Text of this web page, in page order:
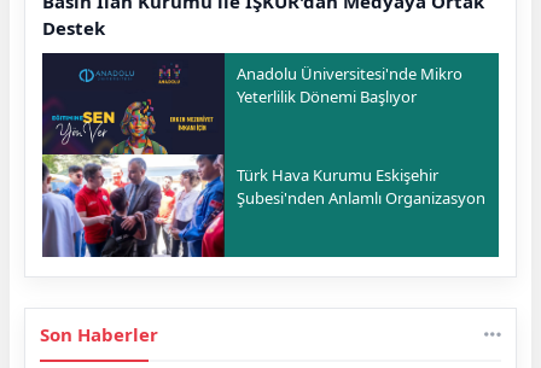
Destek
Anadolu Üniversitesi'nde Mikro
Yeterlilik Dönemi Başlıyor
Türk Hava Kurumu Eskişehir
Şubesi'nden Anlamlı Organizasyon
Son Haberler